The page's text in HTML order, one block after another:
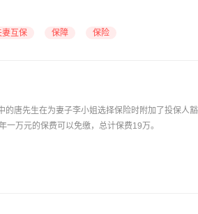
妻互保 保障 保险
唐先生在为妻子李小姐选择保险时附加了投保人豁
万元的保费可以免缴，总计保费19万。